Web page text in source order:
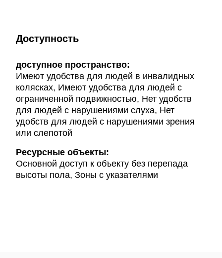
Доступность
доступное пространство:
Имеют удобства для людей в инвалидных
колясках, Имеют удобства для людей с
ограниченной подвижностью, Нет удобств
для людей с нарушениями слуха, Нет
удобств для людей с нарушениями зрения
или слепотой
Ресурсные объекты:
Основной доступ к объекту без перепада
высоты пола, Зоны с указателями